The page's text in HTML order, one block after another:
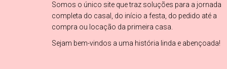
Somos o único site que traz soluções para a jornada
completa do casal, do início a festa, do pedido até a
compra ou locação da primeira casa.
Sejam bem-vindos a uma história linda e abençoada!